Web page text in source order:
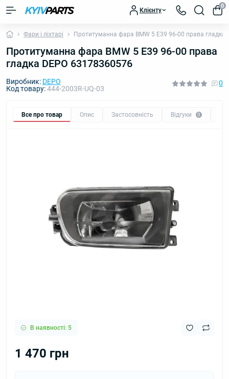
Клієнту
0
Фари і ліхтарі Протитуманна фара BMW 5 E39 96-00 права гладка
Протитуманна фара BMW 5 E39 96-00 права
гладка DEPO 63178360576
Виробник: DEPO
Код товару:444-2003R-UQ-03
0
Все про товар Опис Застосовність Відгуки 0
В наявності: 5
1 470 грн